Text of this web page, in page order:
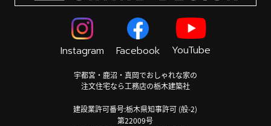
Instagram Facebook YouTube
宇都宮・鹿沼・真岡でおしゃれな家の
注文住宅なら工務店の栃木建築社
建設業許可番号:栃木県知事許可 (般-2)
第22009号